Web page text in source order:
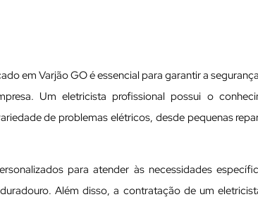
em Varjão GO é essencial para garantir a
Um eletricista profissional possui o
de problemas elétricos, desde pequenas
para atender às necessidades
Além disso, a contratação de um